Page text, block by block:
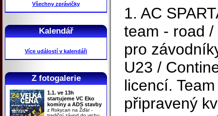
Všechny zprávičky
Kalendář
Více událostí v kalendáři
Z fotogalerie
1.1. ve 13h
startujeme VC Eko
komíny a ADS stavby
z Rokycan na Žďár -
1. AC
team - road /
pro
U23 /
licencí.
připravený